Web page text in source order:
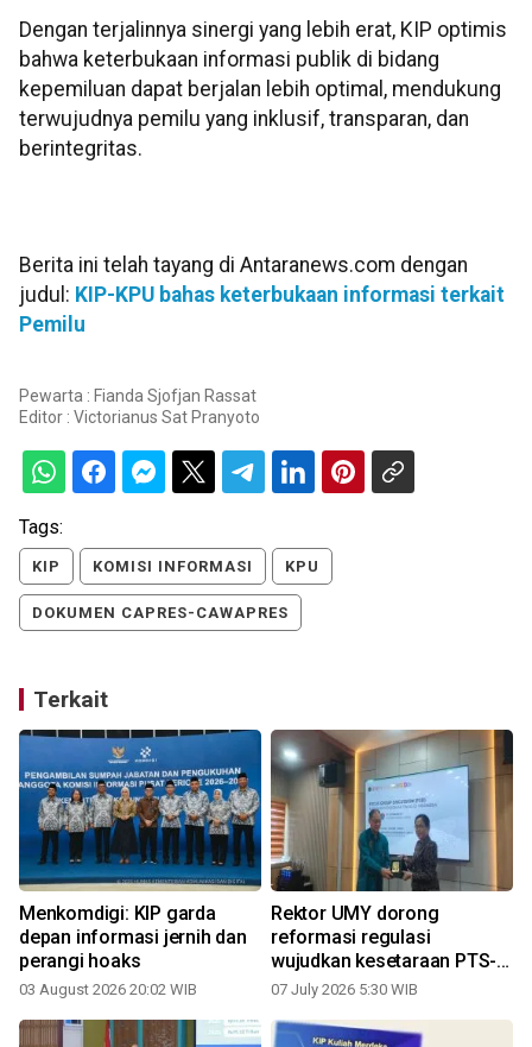
Dengan terjalinnya sinergi yang lebih erat, KIP optimis
bahwa keterbukaan informasi publik di bidang
kepemiluan dapat berjalan lebih optimal, mendukung
terwujudnya pemilu yang inklusif, transparan, dan
berintegritas.
Berita ini telah tayang di Antaranews.com dengan
judul: KIP-KPU bahas keterbukaan informasi terkait
Pemilu
Pewarta : Fianda Sjofjan Rassat
Editor : Victorianus Sat Pranyoto
Tags:
KIP KOMISI INFORMASI KPU
DOKUMEN CAPRES-CAWAPRES
Terkait
Menkomdigi: KIP garda
depan informasi jernih dan
perangi hoaks
03 August 2026 20:02 WIB
Rektor UMY dorong
reformasi regulasi
wujudkan kesetaraan PTS-
PTN
07 July 2026 5:30 WIB